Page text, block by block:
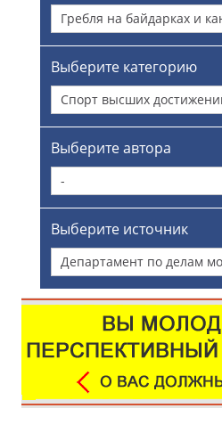
Гребля на байдарках и
Выберите категорию
Спорт высших
Выберите автора
-
Выберите источник
Департамент по делам
культуры и спорта